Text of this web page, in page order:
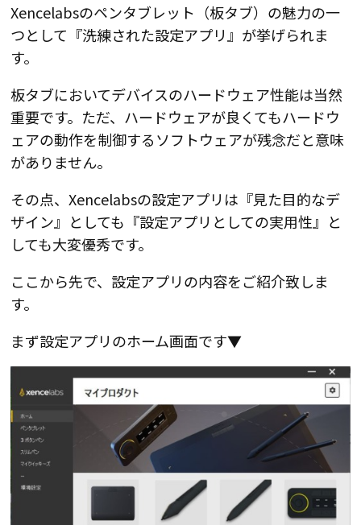
Xencelabsのペンタブレット（板タブ）の魅力の一
つとして『洗練された設定アプリ 』が挙げられま
す。
板タブにおいてデバイスのハードウェア性能は当然
重要です。ただ、ハードウェアが良くてもハードウ
ェアの動作を制御するソフトウェアが残念だと意味
がありません。
その点、Xencelabsの設定アプリは『見た目的なデ
ザイン』としても『設定アプリとしての実用性』と
しても大変優秀です。
ここから先で、設定アプリの内容をご紹介致しま
す。
まず設定アプリのホーム画面です▼